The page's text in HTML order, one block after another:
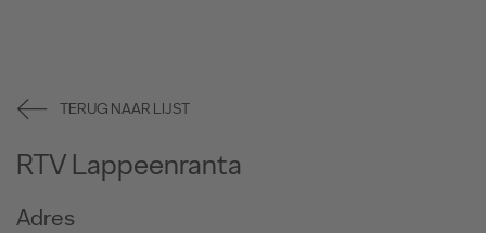
TERUG NAAR LIJST
RTV Lappeenranta
Adres